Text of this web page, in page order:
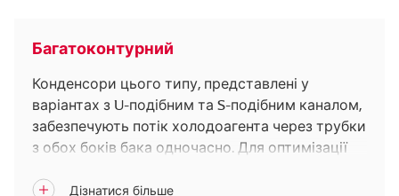
Багатоконтурний
Конденсори цього типу, представлені у
варіантах з U-подібним та S-подібним каналом,
забезпечують потік холодоагента через трубки
з обох боків бака одночасно. Для оптимізації